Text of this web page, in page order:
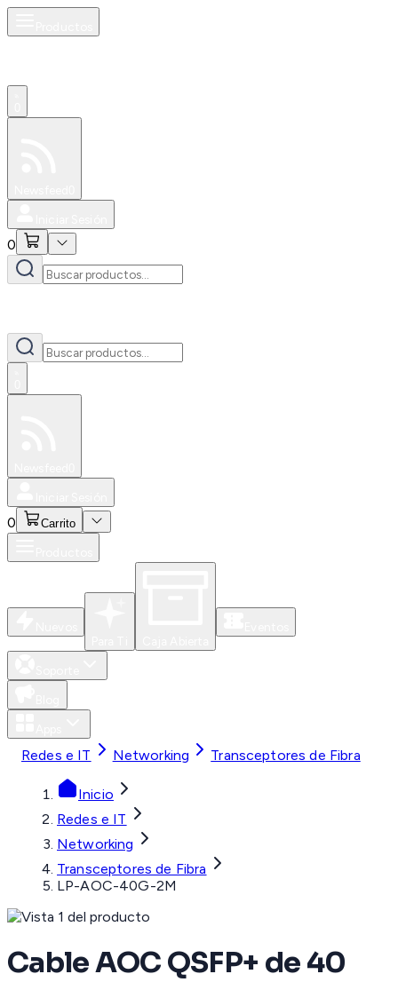
0
0 Carrito
Redes e IT Networking Transceptores de Fibra
Inicio
Redes e IT
Networking
Transceptores de Fibra
LP-AOC-40G-2M
Cable AOC QSFP+ de 40